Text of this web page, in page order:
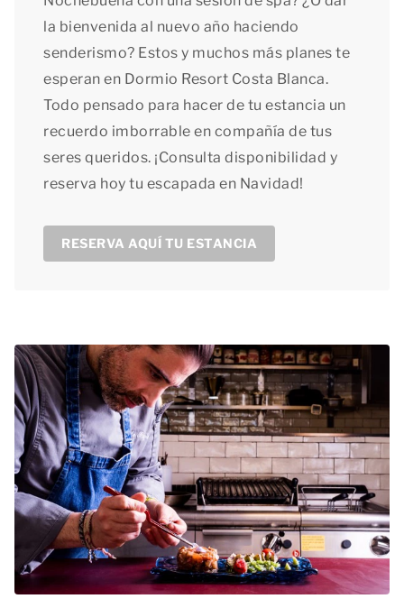
la bienvenida al nuevo año haciendo
senderismo? Estos y muchos más planes te
esperan en Dormio Resort Costa Blanca.
Todo pensado para hacer de tu estancia un
recuerdo imborrable en compañía de tus
seres queridos. ¡Consulta disponibilidad y
reserva hoy tu escapada en Navidad!
RESERVA AQUÍ TU ESTANCIA